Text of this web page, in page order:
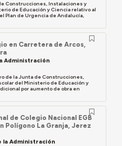
Construcciones, Instalaciones y
de Educación y Ciencia relativo al
Plan de Urgencia de Andalucía,
en Carretera de Arcos,
Administración
de la Junta de Construcciones,
del Ministerio de Educación y
por aumento de obra en
de Colegio Nacional EGB
Polígono La Granja, Jerez
la Administración